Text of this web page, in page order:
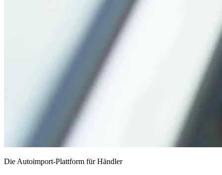
Die Autoimport-Plattform für Händler